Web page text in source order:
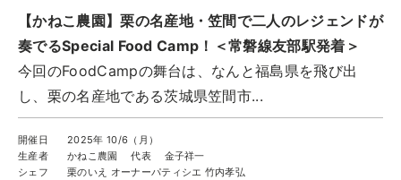
【かねこ農園】栗の名産地・笠間で二人のレジェンドが
奏でるSpecial Food Camp！＜常磐線友部駅発着＞
今回のFoodCampの舞台は、なんと福島県を飛び出
し、栗の名産地である茨城県笠間市...
開催日
2025年 10/6（月）
生産者
かねこ農園 代表 金子祥一
シェフ
栗のいえ オーナーパティシエ 竹内孝弘